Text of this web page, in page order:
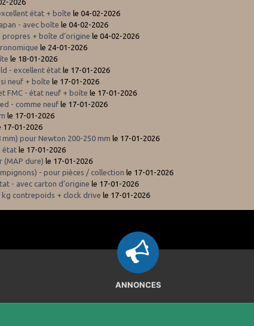
2026
état + boîte le 04-02-2026
- avec boîte le 04-02-2026
+ boîte d’origine le 04-02-2026
le 24-01-2026
le 18-01-2026
- excellent état le 17-01-2026
neuf + boîte le 17-01-2026
FMC - état neuf + boîte le 17-01-2026
- comme neuf le 17-01-2026
le 17-01-2026
17-01-2026
pour Newton 200-250 mm le 17-01-2026
état le 17-01-2026
(MAP dure) le 17-01-2026
- pour pièces / collection le 17-01-2026
- avec carton d’origine le 17-01-2026
contrepoids + clock drive le 17-01-2026
ANNONCES